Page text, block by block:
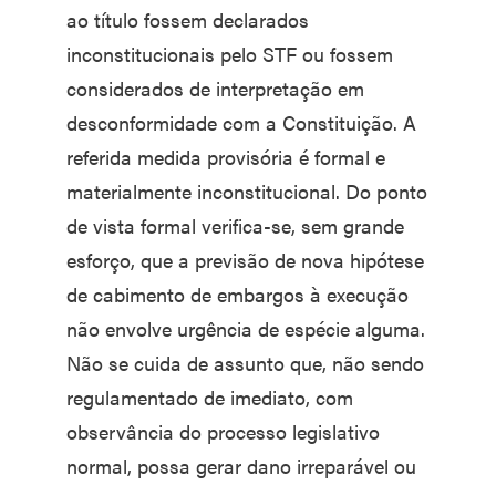
ao título fossem declarados
inconstitucionais pelo STF ou fossem
considerados de interpretação em
desconformidade com a Constituição. A
referida medida provisória é formal e
materialmente inconstitucional. Do ponto
de vista formal verifica-se, sem grande
esforço, que a previsão de nova hipótese
de cabimento de embargos à execução
não envolve urgência de espécie alguma.
Não se cuida de assunto que, não sendo
regulamentado de imediato, com
observância do processo legislativo
normal, possa gerar dano irreparável ou